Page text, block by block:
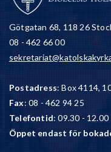
Götgatan 68, 118 26
08 - 462 66 00
Postadress: Box 4114,
Fax: 08 - 462 94 25
Telefontid: 09.30 - 12.00
Öppet endast för